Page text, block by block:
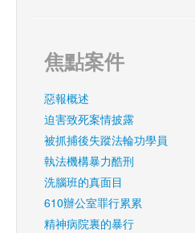
焦點案件
惡報概述
迫害致死案情披露
被抓捕後失蹤法輪功學員
執法機構暴力酷刑
洗腦班的真面目
610辦公室罪行累累
精神病院裏的暴行